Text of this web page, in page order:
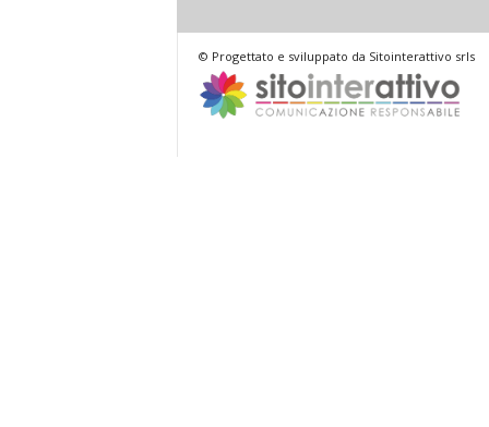
© Progettato e sviluppato da Sitointerattivo srls